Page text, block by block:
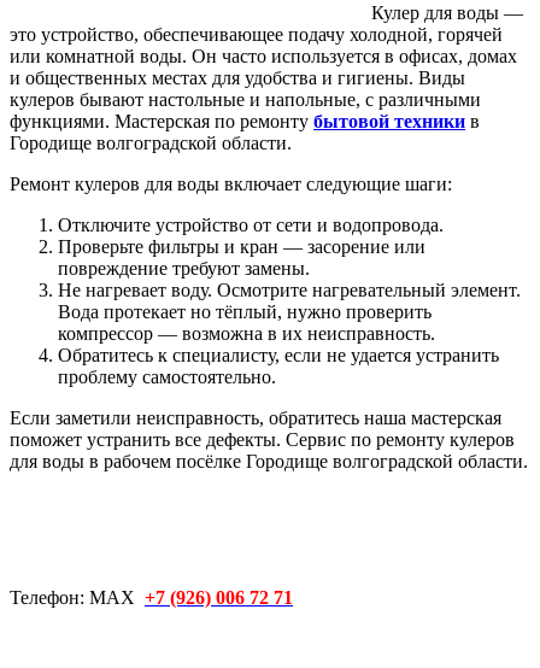
Кулер для воды —
это устройство, обеспечивающее подачу холодной, горячей
или комнатной воды. Он часто используется в офисах, домах
и общественных местах для удобства и гигиены. Виды
кулеров бывают настольные и напольные, с различными
функциями. Мастерская по ремонту бытовой техники в
Городище волгоградской области.
Ремонт кулеров для воды включает следующие шаги:
Отключите устройство от сети и водопровода.
Проверьте фильтры и кран — засорение или
повреждение требуют замены.
Не нагревает воду. Осмотрите нагревательный элемент.
Вода протекает но тёплый, нужно проверить
компрессор — возможна в их неисправность.
Обратитесь к специалисту, если не удается устранить
проблему самостоятельно.
Если заметили неисправность, обратитесь наша мастерская
поможет устранить все дефекты. Сервис по ремонту кулеров
для воды в рабочем посёлке Городище волгоградской области.
Телефон: МАХ +7 (926) 006 72 71